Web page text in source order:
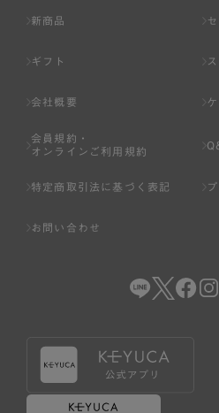
新商品
ギフト
会社概要
会員規約・
オンラインご利用規約
特定商取引法に基づく表記
お問い合わせ